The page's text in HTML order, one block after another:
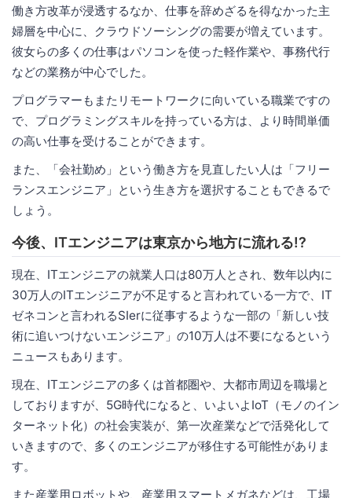
働き方改革が浸透するなか、仕事を辞めざるを得なかった主
婦層を中心に、クラウドソーシングの需要が増えています。
彼女らの多くの仕事はパソコンを使った軽作業や、事務代行
などの業務が中心でした。
プログラマーもまたリモートワークに向いている職業ですの
で、プログラミングスキルを持っている方は、より時間単価
の高い仕事を受けることができます。
また、「会社勤め」という働き方を見直したい人は「フリー
ランスエンジニア」という生き方を選択することもできるで
しょう。
今後、ITエンジニアは東京から地方に流れる!?
現在、ITエンジニアの就業人口は80万人とされ、数年以内に
30万人のITエンジニアが不足すると言われている一方で、IT
ゼネコンと言われるSIerに従事するような一部の「新しい技
術に追いつけないエンジニア」の10万人は不要になるという
ニュースもあります。
現在、ITエンジニアの多くは首都圏や、大都市周辺を職場と
しておりますが、5G時代になると、いよいよIoT（モノのイン
ターネット化）の社会実装が、第一次産業などで活発化して
いきますので、多くのエンジニアが移住する可能性がありま
す。
また産業用ロボットや、産業用スマートメガネなどは、工場